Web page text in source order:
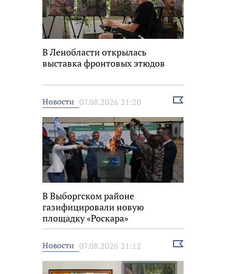
В Ленобласти открылась
выставка фронтовых этюдов
Новости 07.08.2026 21:20
Выбрать
В Выборгском районе
газифицировали новую
площадку «Роскара»
Новости 07.08.2026 21:12
Выбрать